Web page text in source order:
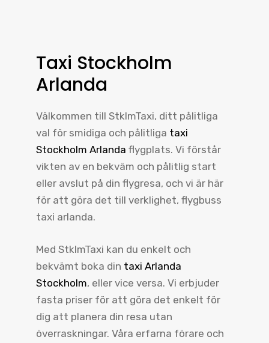
Taxi Stockholm
Arlanda
Välkommen till StklmTaxi, ditt pålitliga
val för smidiga och pålitliga taxi
Stockholm Arlanda flygplats. Vi förstår
vikten av en bekväm och pålitlig start
eller avslut på din flygresa, och vi är här
för att göra det till verklighet, flygbuss
taxi arlanda.
Med StklmTaxi kan du enkelt och
bekvämt boka din taxi Arlanda
Stockholm, eller vice versa. Vi erbjuder
fasta priser för att göra det enkelt för
dig att planera din resa utan
överraskningar. Våra erfarna förare och